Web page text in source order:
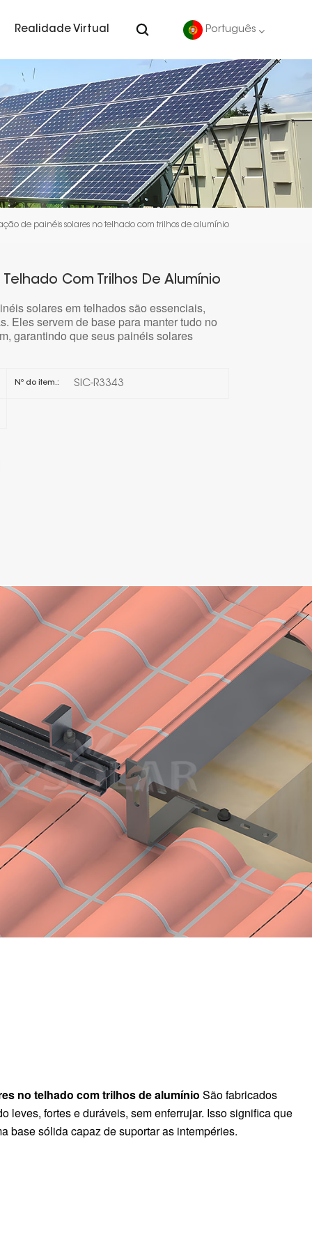
Realidade Virtual Português
English
Deutsch
español
português
de painéis solares no telhado com trilhos de alumínio
Com Trilhos De Alumínio
solares em telhados são essenciais,
Eles servem de base para manter tudo no
garantindo que seus painéis solares
Nº do item.: SIC-R3343
no telhado com trilhos de alumínio São fabricados
leves, fortes e duráveis, sem enferrujar. Isso significa que
base sólida capaz de suportar as intempéries.